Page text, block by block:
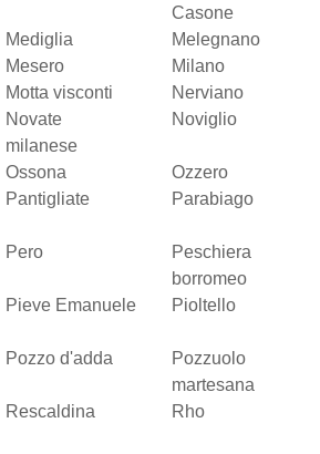
Casone
Mediglia
Melegnano
Mesero
Milano
Motta visconti
Nerviano
Novate
milanese
Noviglio
Ossona
Ozzero
Pantigliate Parabiago
Pero
Peschiera
borromeo
Pieve Emanuele Pioltello
Pozzo d'adda
Pozzuolo
martesana
Rescaldina Rho